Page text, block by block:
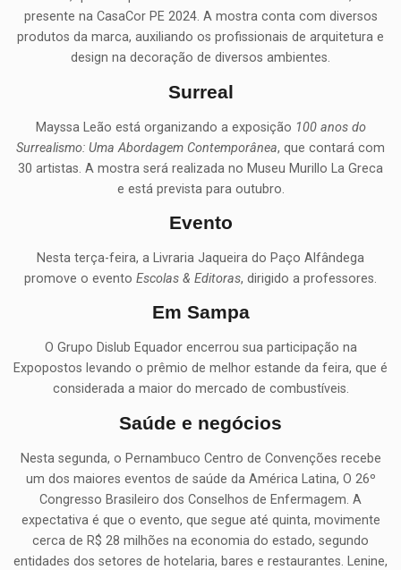
presente na CasaCor PE 2024. A mostra conta com diversos
produtos da marca, auxiliando os profissionais de arquitetura e
design na decoração de diversos ambientes.
Surreal
Mayssa Leão está organizando a exposição 100 anos do
Surrealismo: Uma Abordagem Contemporânea, que contará com
30 artistas. A mostra será realizada no Museu Murillo La Greca
e está prevista para outubro.
Evento
Nesta terça-feira, a Livraria Jaqueira do Paço Alfândega
promove o evento Escolas & Editoras, dirigido a professores.
Em Sampa
O Grupo Dislub Equador encerrou sua participação na
Expopostos levando o prêmio de melhor estande da feira, que é
considerada a maior do mercado de combustíveis.
Saúde e negócios
Nesta segunda, o Pernambuco Centro de Convenções recebe
um dos maiores eventos de saúde da América Latina, O 26º
Congresso Brasileiro dos Conselhos de Enfermagem. A
expectativa é que o evento, que segue até quinta, movimente
cerca de R$ 28 milhões na economia do estado, segundo
entidades dos setores de hotelaria, bares e restaurantes. Lenine,